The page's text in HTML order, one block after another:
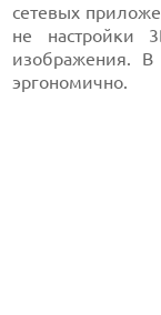
сетевых
не настройки
изображения.
эргономично.